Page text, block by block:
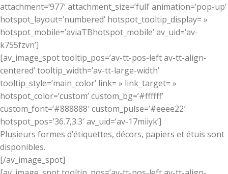
attachment=’977′ attachment_size=’full’ animation=’pop-up’
hotspot_layout=’numbered’ hotspot_tooltip_display= »
hotspot_mobile=’aviaTBhotspot_mobile’ av_uid=’av-
k755fzvn’]
[av_image_spot tooltip_pos=’av-tt-pos-left av-tt-align-
centered’ tooltip_width=’av-tt-large-width’
tooltip_style=’main_color’ link= » link_target= »
hotspot_color=’custom’ custom_bg=’#ffffff’
custom_font=’#888888′ custom_pulse=’#eeee22′
hotspot_pos=’36.7,3.3′ av_uid=’av-17miiyk’]
Plusieurs formes d’étiquettes, décors, papiers et étuis sont
disponibles.
[/av_image_spot]